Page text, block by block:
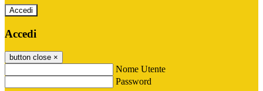
Accedi
Accedi
button close ×
Nome Utente
Password